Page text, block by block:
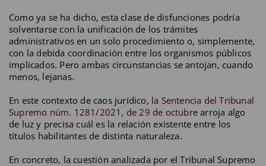
Como ya se ha dicho, esta clase de disfunciones podría
solventarse con la unificación de los trámites
administrativos en un solo procedimiento o, simplemente,
con la debida coordinación entre los organismos públicos
implicados. Pero ambas circunstancias se antojan, cuando
menos, lejanas.
En este contexto de caos jurídico, la Sentencia del Tribunal
Supremo núm. 1281/2021, de 29 de octubre arroja algo
de luz y precisa cuál es la relación existente entre los
títulos habilitantes de distinta naturaleza.
En concreto, la cuestión analizada por el Tribunal Supremo